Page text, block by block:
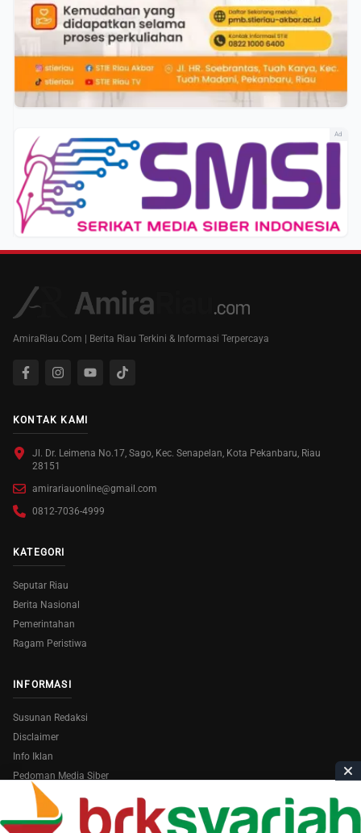
Ad
AmiraRiau.Com | Berita Riau Terkini & Informasi Terpercaya
KONTAK KAMI
Jl. Dr. Leimena No.17, Sago, Kec. Senapelan, Kota Pekanbaru, Riau
28151
amirariauonline@gmail.com
0812-7036-4999
KATEGORI
Seputar Riau
Berita Nasional
Pemerintahan
Ragam Peristiwa
INFORMASI
Susunan Redaksi
Disclaimer
Info Iklan
Pedoman Media Siber